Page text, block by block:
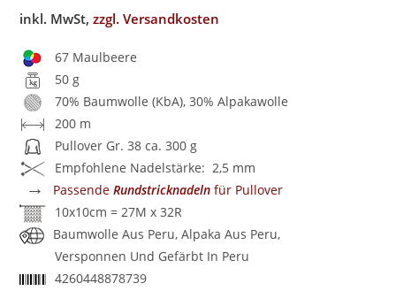
inkl. MwSt,zzgl. Versandkosten
67 Maulbeere
50 g
70% Baumwolle (KbA), 30% Alpakawolle
200 m
Pullover Gr. 38 ca. 300 g
Empfohlene Nadelstärke: 2,5 mm
→ PassendeRundstricknadeln für Pullover
10x10cm = 27M x 32R
Baumwolle Aus Peru, Alpaka Aus Peru,
Versponnen Und Gefärbt In Peru
4260448878739